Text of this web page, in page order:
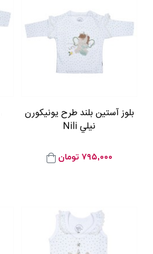
بلوز آستين بلند طرح يونيکورن
نيلي Nili
۷۹۵,۰۰۰ تومان